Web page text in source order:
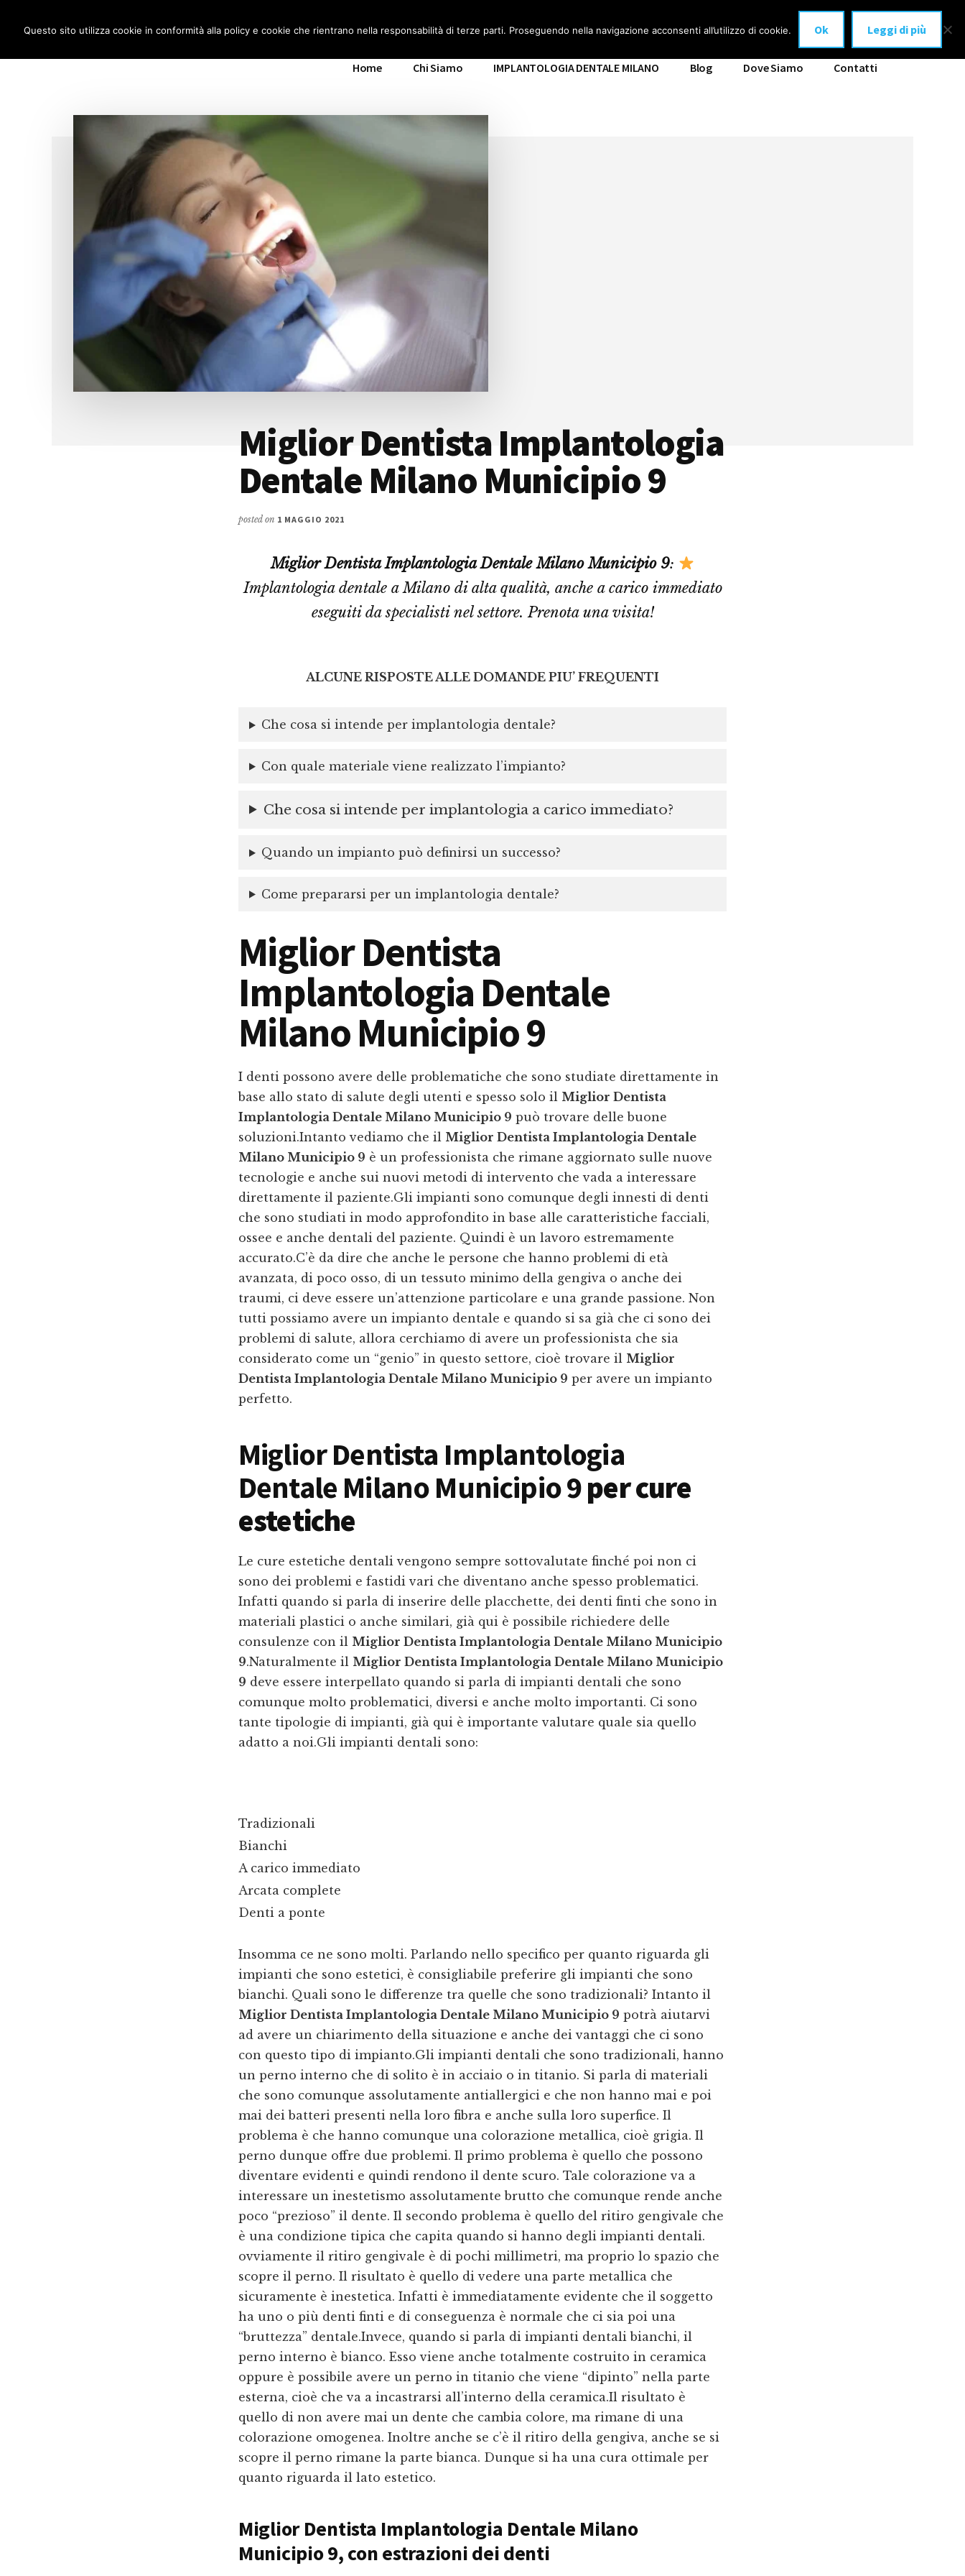
principale
menuIMPLANTOLOGIA DENTALE MILANO
carico
Home Chi Siamo IMPLANTOLOGIA DENTALE MILANO Blog Dove Siamo Contatti
Miglior Dentista Implantologia
Dentale Milano Municipio 9
posted on 1 MAGGIO 2021
Miglior Dentista Implantologia Dentale Milano Municipio 9:
Implantologia dentale a Milano di alta qualità, anche a carico immediato
eseguiti da specialisti nel settore. Prenota una visita!
ALCUNE RISPOSTE ALLE DOMANDE PIU’ FREQUENTI
Che cosa si intende per implantologia dentale?
Con quale materiale viene realizzato l’impianto?
Che cosa si intende per implantologia a carico immediato?
Quando un impianto può definirsi un successo?
Come prepararsi per un implantologia dentale?
Miglior Dentista
Implantologia Dentale
Milano Municipio 9
I denti possono avere delle problematiche che sono studiate direttamente in
base allo stato di salute degli utenti e spesso solo il Miglior Dentista
Implantologia Dentale Milano Municipio 9 può trovare delle buone
soluzioni.Intanto vediamo che il Miglior Dentista Implantologia Dentale
Milano Municipio 9 è un professionista che rimane aggiornato sulle nuove
tecnologie e anche sui nuovi metodi di intervento che vada a interessare
direttamente il paziente.Gli impianti sono comunque degli innesti di denti
che sono studiati in modo approfondito in base alle caratteristiche facciali,
ossee e anche dentali del paziente. Quindi è un lavoro estremamente
accurato.C’è da dire che anche le persone che hanno problemi di età
avanzata, di poco osso, di un tessuto minimo della gengiva o anche dei
traumi, ci deve essere un’attenzione particolare e una grande passione. Non
tutti possiamo avere un impianto dentale e quando si sa già che ci sono dei
problemi di salute, allora cerchiamo di avere un professionista che sia
considerato come un “genio” in questo settore, cioè trovare il Miglior
Dentista Implantologia Dentale Milano Municipio 9 per avere un impianto
perfetto.
Miglior Dentista Implantologia
Dentale Milano Municipio 9per cure
estetiche
Le cure estetiche dentali vengono sempre sottovalutate finché poi non ci
sono dei problemi e fastidi vari che diventano anche spesso problematici.
Infatti quando si parla di inserire delle placchette, dei denti finti che sono in
materiali plastici o anche similari, già qui è possibile richiedere delle
consulenze con il Miglior Dentista Implantologia Dentale Milano Municipio
9.Naturalmente il Miglior Dentista Implantologia Dentale Milano Municipio
9 deve essere interpellato quando si parla di impianti dentali che sono
comunque molto problematici, diversi e anche molto importanti. Ci sono
tante tipologie di impianti, già qui è importante valutare quale sia quello
adatto a noi.Gli impianti dentali sono:
Tradizionali
Bianchi
A carico immediato
Arcata complete
Denti a ponte
Insomma ce ne sono molti. Parlando nello specifico per quanto riguarda gli
impianti che sono estetici, è consigliabile preferire gli impianti che sono
bianchi. Quali sono le differenze tra quelle che sono tradizionali? Intanto il
Miglior Dentista Implantologia Dentale Milano Municipio 9 potrà aiutarvi
ad avere un chiarimento della situazione e anche dei vantaggi che ci sono
con questo tipo di impianto.Gli impianti dentali che sono tradizionali, hanno
un perno interno che di solito è in acciaio o in titanio. Si parla di materiali
che sono comunque assolutamente antiallergici e che non hanno mai e poi
mai dei batteri presenti nella loro fibra e anche sulla loro superfice. Il
problema è che hanno comunque una colorazione metallica, cioè grigia. Il
perno dunque offre due problemi. Il primo problema è quello che possono
diventare evidenti e quindi rendono il dente scuro. Tale colorazione va a
interessare un inestetismo assolutamente brutto che comunque rende anche
poco “prezioso” il dente. Il secondo problema è quello del ritiro gengivale che
è una condizione tipica che capita quando si hanno degli impianti dentali.
ovviamente il ritiro gengivale è di pochi millimetri, ma proprio lo spazio che
scopre il perno. Il risultato è quello di vedere una parte metallica che
sicuramente è inestetica. Infatti è immediatamente evidente che il soggetto
ha uno o più denti finti e di conseguenza è normale che ci sia poi una
“bruttezza” dentale.Invece, quando si parla di impianti dentali bianchi, il
perno interno è bianco. Esso viene anche totalmente costruito in ceramica
oppure è possibile avere un perno in titanio che viene “dipinto” nella parte
esterna, cioè che va a incastrarsi all’interno della ceramica.Il risultato è
quello di non avere mai un dente che cambia colore, ma rimane di una
colorazione omogenea. Inoltre anche se c’è il ritiro della gengiva, anche se si
scopre il perno rimane la parte bianca. Dunque si ha una cura ottimale per
quanto riguarda il lato estetico.
Miglior Dentista Implantologia Dentale Milano
Municipio 9, con estrazioni dei denti
Questo sito utilizza cookie in conformità alla policy e cookie che rientrano nella responsabilità di terze parti. Proseguendo nella navigazione acconsenti all’utilizzo di cookie. Ok Leggi di più